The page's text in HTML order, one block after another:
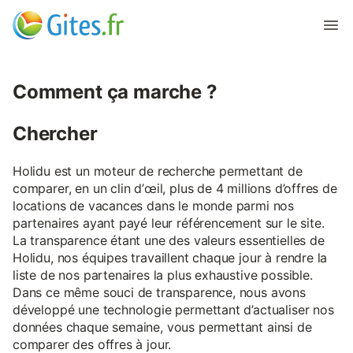
Comment ça marche ?
Chercher
Holidu est un moteur de recherche permettant de
comparer, en un clin d’œil, plus de 4 millions d’offres de
locations de vacances dans le monde parmi nos
partenaires ayant payé leur référencement sur le site.
La transparence étant une des valeurs essentielles de
Holidu, nos équipes travaillent chaque jour à rendre la
liste de nos partenaires la plus exhaustive possible.
Dans ce même souci de transparence, nous avons
développé une technologie permettant d’actualiser nos
données chaque semaine, vous permettant ainsi de
comparer des offres à jour.